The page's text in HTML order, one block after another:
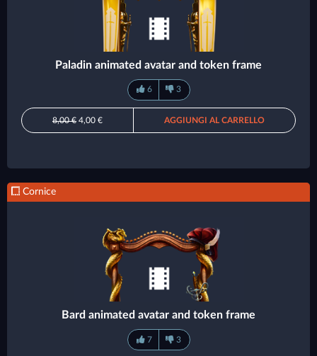
Paladin animated avatar and token frame
6 3
8,00 € 4,00 € AGGIUNGI AL CARRELLO
Cornice
Bard animated avatar and token frame
7 3